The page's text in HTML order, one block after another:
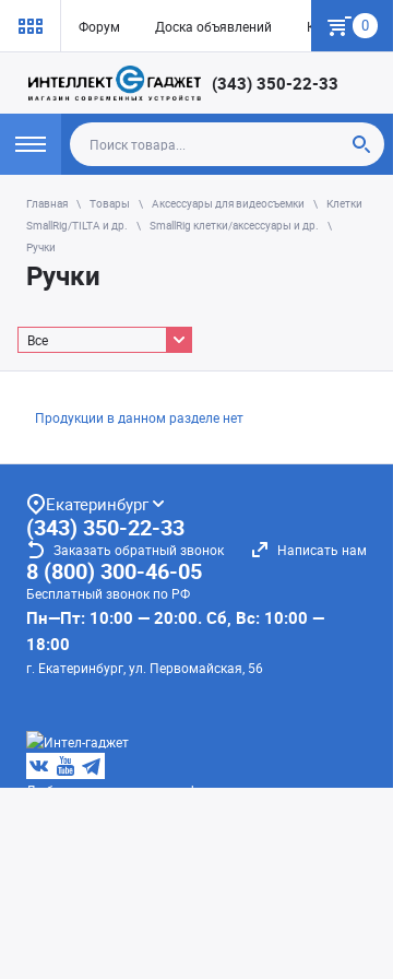
Форум Доска объявлений Как купить
0
(343) 350-22-33
Главная Товары Аксессуары для видеосъемки
Клетки
SmallRig/TILTA и др.
SmallRig клетки/аксессуары и др.
Ручки
Ручки
Все
Продукции в данном разделе нет
Екатеринбург
(343) 350-22-33
Заказать обратный звонок Написать нам
8 (800) 300-46-05
Бесплатный звонок по РФ
Пн—Пт: 10:00 — 20:00. Сб, Вс: 10:00 —
18:00
г. Екатеринбург, ул. Первомайская, 56
Любое несоответствие информации о продукте на